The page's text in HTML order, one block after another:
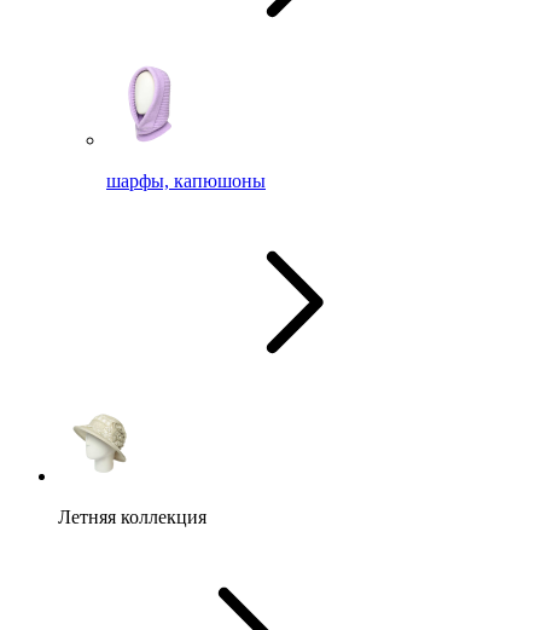
шарфы, капюшоны
Летняя коллекция